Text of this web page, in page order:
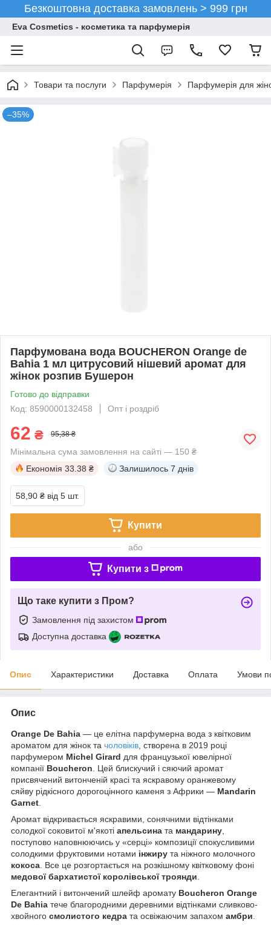
Безкоштовна доставка замовлень > 999 грн
Eva Cosmetics - косметика та парфумерія
Товари та послуги Парфумерія Парфумерія для
–35%
Парфумована вода BOUCHERON Orange de
Bahia 1 мл цитрусовий нішевий аромат для
жінок розпив Бушерон
Готово до відправки
Код: 8590000132458
Опт і роздріб
62 ₴ 95,38 ₴
Мінімальна сума замовлення на сайті — 150 ₴
Економія 33.38 ₴ Залишилось 7 днів
58,90 ₴ від 5 шт.
Купити
або
Купити з
Що таке купити з Пром?
Замовлення під захистом
Доступна доставка
Опис Характеристики Доставка Оплата Умови
Опис
Orange De Bahia — це елітна парфумерна вода з квітковим
ароматом для жінок та чоловіків , створена в 2019 році
парфумером Michel Girard для французької ювелірної
компанії Boucheron . Цей блискучий і сяючий аромат
присвячений витонченій красі та яскравому оранжевому
сяйву рідкісного дорогоцінного каменя з Африки — Mandarin
Garnet
Аромат відкривається яскравими, сонячними відтінками
солодкої соковитої м'якоті апельсина та мандарину
поступово наповнюючись у «серці» композиції спокусливими
солодкими фруктовими нотами інжиру та ніжного молочного
кокоса . Все це розгортається на розкішному квітковому фоні
медової бархатистої королівської троянди
Елегантний і витончений шлейф аромату Boucheron Orange
De Bahia тече благородними деревними відтінками сливково-
хвойного смолистого кедра та освіжаючим запахом амбри